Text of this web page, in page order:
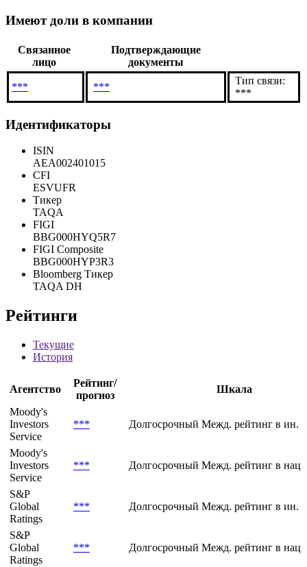
Имеют доли в компании
Связанное
лицо
Подтверждающие
документы
*** ***
Тип связи:
***
Идентификаторы
ISIN
AEA002401015
CFI
ESVUFR
Тикер
TAQA
FIGI
BBG000HYQ5R7
FIGI Composite
BBG000HYP3R3
Bloomberg Тикер
TAQA DH
Рейтинги
Текущие
История
Агентство
Рейтинг/
прогноз
Шкала
Moody's
Investors
Service
*** Долгосрочный Межд. рейтинг в ин.
Moody's
Investors
Service
*** Долгосрочный Межд. рейтинг в нац.
S&P
Global
Ratings
*** Долгосрочный Межд. рейтинг в ин.
S&P
Global
Ratings
*** Долгосрочный Межд. рейтинг в нац.